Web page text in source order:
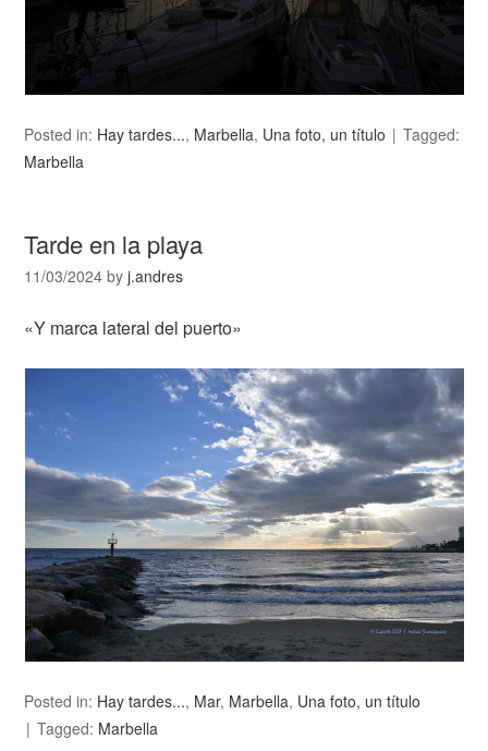
Posted in: Hay tardes..., Marbella, Una foto, un título
Tagged:
Marbella
Tarde en la playa
11/03/2024 byj.andres
«Y marca lateral del puerto»
Posted in: Hay tardes..., Mar, Marbella, Una foto, un título
Tagged: Marbella